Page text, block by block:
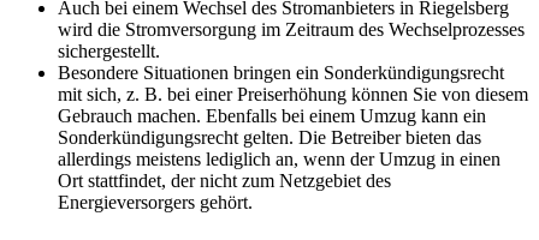
Auch bei einem Wechsel des Stromanbieters in Riegelsberg
wird die Stromversorgung im Zeitraum des Wechselprozesses
sichergestellt.
Besondere Situationen bringen ein Sonderkündigungsrecht
mit sich, z. B. bei einer Preiserhöhung können Sie von diesem
Gebrauch machen. Ebenfalls bei einem Umzug kann ein
Sonderkündigungsrecht gelten. Die Betreiber bieten das
allerdings meistens lediglich an, wenn der Umzug in einen
Ort stattfindet, der nicht zum Netzgebiet des
Energieversorgers gehört.